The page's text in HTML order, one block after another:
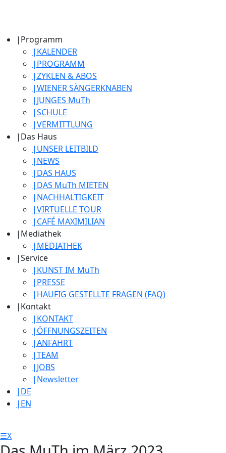
| Programm
| KALENDER
| PROGRAMM
|ZYKLEN & ABOS
|WIENER SÄNGERKNABEN
| JUNGES MuTh
|SCHULE
|VERMITTLUNG
| Das Haus
| UNSER LEITBILD
| NEWS
| DAS HAUS
| DAS MuTh MIETEN
| NACHHALTIGKEIT
|VIRTUELLE TOUR
| CAFÉ MAXIMILIAN
| Mediathek
| MEDIATHEK
|Service
| KUNST IM MuTh
| PRESSE
| HÄUFIG GESTELLTE FRAGEN (FAQ)
| Kontakt
| KONTAKT
| ÖFFNUNGSZEITEN
|ANFAHRT
|TEAM
| JOBS
| Newsletter
| DE
| EN
☰X